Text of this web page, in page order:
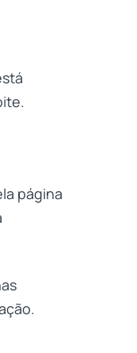
página